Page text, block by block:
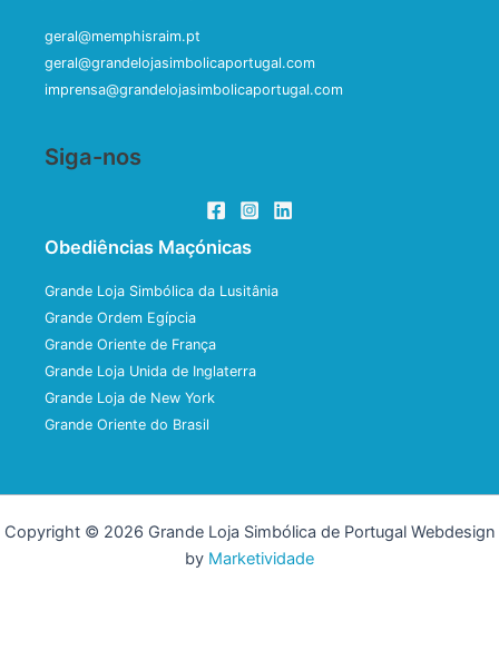
geral@memphisraim.pt
geral@grandelojasimbolicaportugal.com
imprensa@grandelojasimbolicaportugal.com
Siga-nos
Obediências Maçónicas
Grande Loja Simbólica da Lusitânia
Grande Ordem Egípcia
Grande Oriente de França
Grande Loja Unida de Inglaterra
Grande Loja de New York
Grande Oriente do Brasil
Copyright © 2026 Grande Loja Simbólica de Portugal Webdesign
by Marketividade